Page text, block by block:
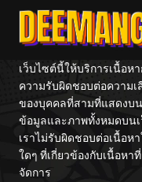
ตอนที่ 294
ตอนที่ 293
ตอนที่ 292
ตอนที่ 291
จักร
ผงา
เว็บไซต์นี้ให้บริการเนื้อห
ความรับผิดชอบต่อความ
ของบุคคลที่สามที่แสดงบน
ข้อมูลและภาพทั้งหมดบนเ
เราไม่รับผิดชอบต่อเนื้อ
ใดๆ ที่เกี่ยวข้องกับเนื้อห
จัดการ